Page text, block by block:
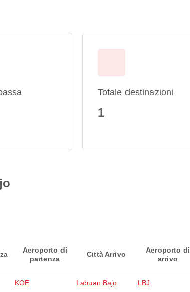
Totale destinazioni
1
Aeroporto di
partenza
Città Arrivo
Aeroporto di
arrivo
KOE Labuan Bajo LBJ